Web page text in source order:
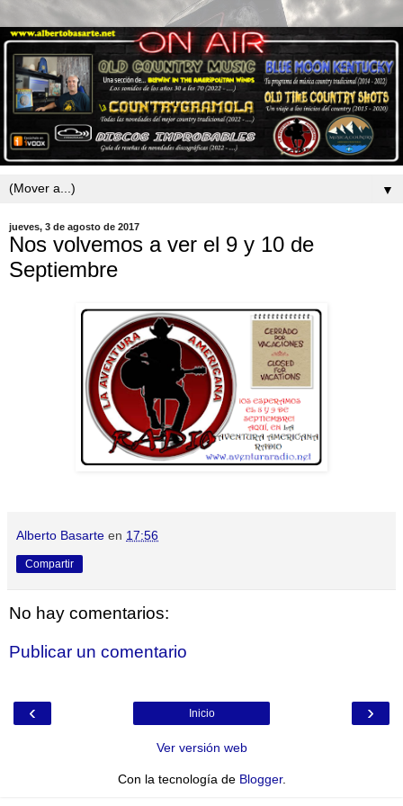
▼
jueves, 3 de agosto de 2017
Nos volvemos a ver el 9 y 10 de
Septiembre
Alberto Basarte en 17:56
Compartir
No hay comentarios:
Publicar un comentario
‹ ›
Inicio
Ver versión web
Con la tecnología de Blogger.